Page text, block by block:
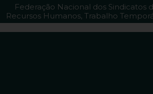
Federação Nacional dos Sindicatos
Recursos Humanos, Trabalho